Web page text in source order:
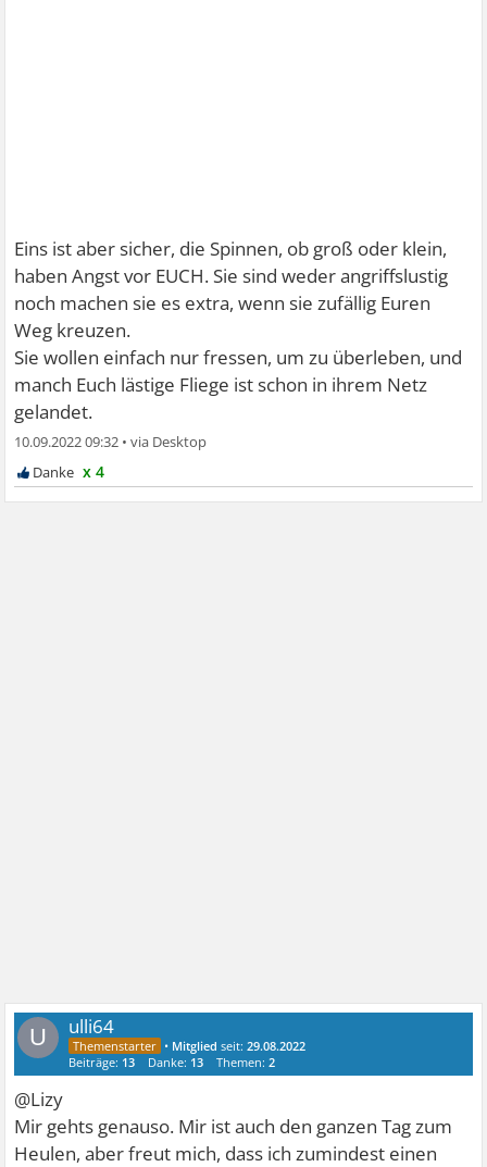
Eins ist aber sicher, die Spinnen, ob groß oder klein,
haben Angst vor EUCH. Sie sind weder angriffslustig
noch machen sie es extra, wenn sie zufällig Euren
Weg kreuzen.
Sie wollen einfach nur fressen, um zu überleben, und
manch Euch lästige Fliege ist schon in ihrem Netz
gelandet.
10.09.2022 09:32 •
x 4
U ulli64
• Mitglied seit:29.08.2022
Beiträge: 13 Danke: 13 Themen:2
@Lizy
Mir gehts genauso. Mir ist auch den ganzen Tag zum
Heulen, aber freut mich, dass ich zumindest einen